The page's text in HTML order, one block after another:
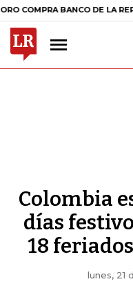
BANCO DE LA REPÚBLICA
Colombia
días
18
lunes, 21